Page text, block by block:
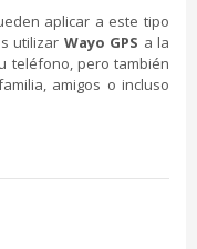
aplicar a este tipo
utilizar Wayo GPS a la
teléfono, pero también
amigos o incluso